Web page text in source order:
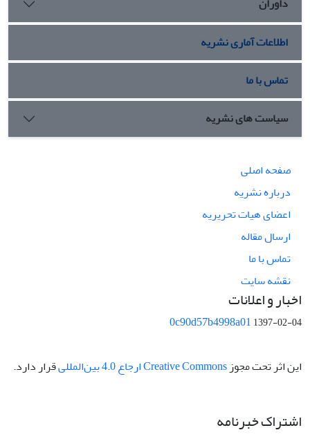
اطلاعات آماری نشریه
تماس با ما
سیاست های نشریه
صفحه اصلی
درباره نشریه
اعضای هیات تحریریه
ارسال مقاله
تماس با ما
نقشه سایت
اخبار و اعلانات
0c90d57b4998a011397-02-04
این اثر تحت مجوز Creative Commons ارجاع 4.0 بین‌المللی قرار دارد.
اشتراک خبرنامه